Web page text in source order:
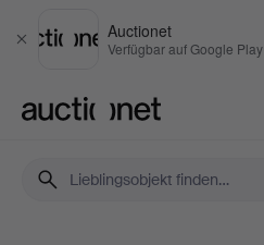
Schließen
Auctionet
Verfügbar auf Google Play